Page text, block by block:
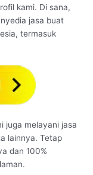
kami. Di sana,
jasa buat
termasuk
juga melayani jasa
lainnya. Tetap
dan 100%